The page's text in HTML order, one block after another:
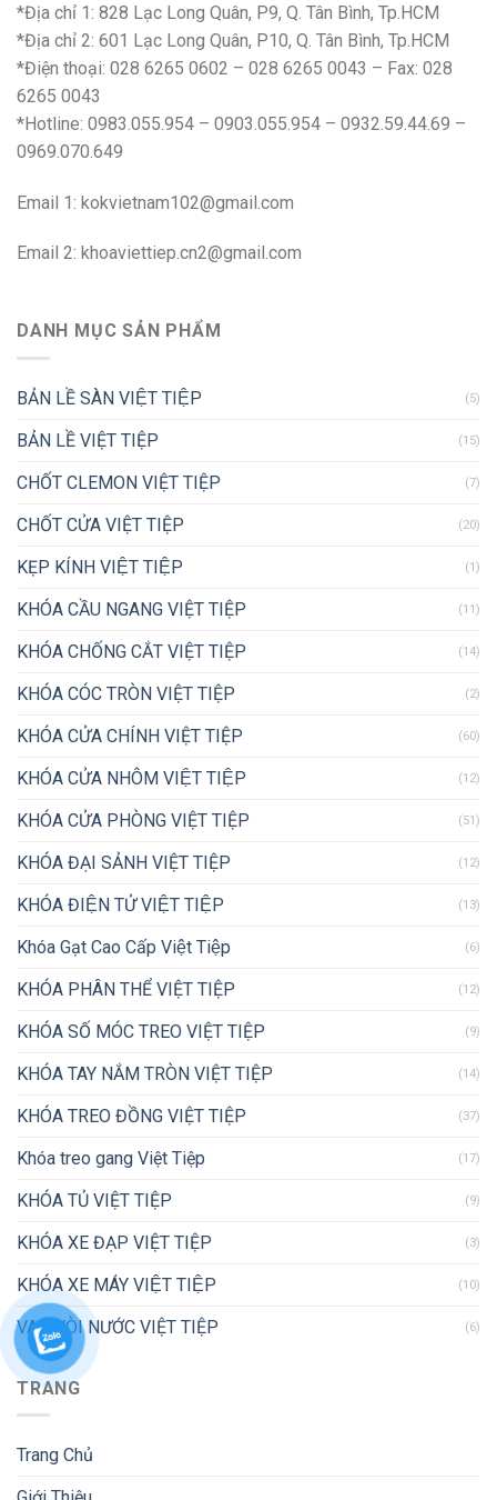
*Địa chỉ 1: 828 Lạc Long Quân, P9, Q. Tân Bình, Tp.HCM
*Địa chỉ 2: 601 Lạc Long Quân, P10, Q. Tân Bình, Tp.HCM
*Điện thoại: 028 6265 0602 – 028 6265 0043 – Fax: 028
6265 0043
*Hotline: 0983.055.954 – 0903.055.954 – 0932.59.44.69 –
0969.070.649
Email 1: kokvietnam102@gmail.com
Email 2: khoaviettiep.cn2@gmail.com
DANH MỤC SẢN PHẨM
BẢN LỀ SÀN VIỆT TIỆP (5)
BẢN LỀ VIỆT TIỆP (15)
CHỐT CLEMON VIỆT TIỆP (7)
CHỐT CỬA VIỆT TIỆP (20)
KẸP KÍNH VIỆT TIỆP (1)
KHÓA CẦU NGANG VIỆT TIỆP (11)
KHÓA CHỐNG CẮT VIỆT TIỆP (14)
KHÓA CÓC TRÒN VIỆT TIỆP (2)
KHÓA CỬA CHÍNH VIỆT TIỆP (60)
KHÓA CỬA NHÔM VIỆT TIỆP (12)
KHÓA CỬA PHÒNG VIỆT TIỆP (51)
KHÓA ĐẠI SẢNH VIỆT TIỆP (12)
KHÓA ĐIỆN TỬ VIỆT TIỆP (13)
Khóa Gạt Cao Cấp Việt Tiệp (6)
KHÓA PHÂN THỂ VIỆT TIỆP (12)
KHÓA SỐ MÓC TREO VIỆT TIỆP (9)
KHÓA TAY NẮM TRÒN VIỆT TIỆP (14)
KHÓA TREO ĐỒNG VIỆT TIỆP (37)
Khóa treo gang Việt Tiệp (17)
KHÓA TỦ VIỆT TIỆP (9)
KHÓA XE ĐẠP VIỆT TIỆP (3)
KHÓA XE MÁY VIỆT TIỆP (10)
VAN VÒI NƯỚC VIỆT TIỆP (6)
TRANG
Trang Chủ